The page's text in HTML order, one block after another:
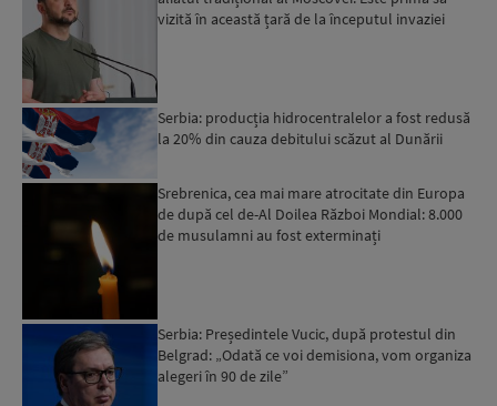
vizită în această țară de la începutul invaziei
Serbia: producția hidrocentralelor a fost redusă
la 20% din cauza debitului scăzut al Dunării
Srebrenica, cea mai mare atrocitate din Europa
de după cel de-Al Doilea Război Mondial: 8.000
de musulamni au fost exterminați
Serbia: Președintele Vucic, după protestul din
Belgrad: „Odată ce voi demisiona, vom organiza
alegeri în 90 de zile”